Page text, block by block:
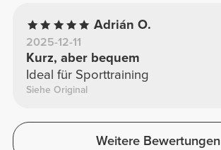
Adrián O.
2025-12-11
Kurz, aber bequem
Ideal für Sporttraining
Siehe Original
Weitere Bewertungen